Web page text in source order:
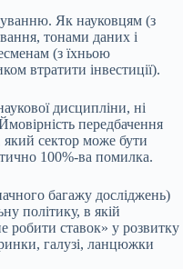
Як науковцям (з
тонами даних і
(з їхньою
втратити інвестиції).
дисципліни, ні
передбачення
сектор може бути
100%-ва помилка.
багажу досліджень)
політику, в якій
робити ставок» у розвитку
галузі, ланцюжки